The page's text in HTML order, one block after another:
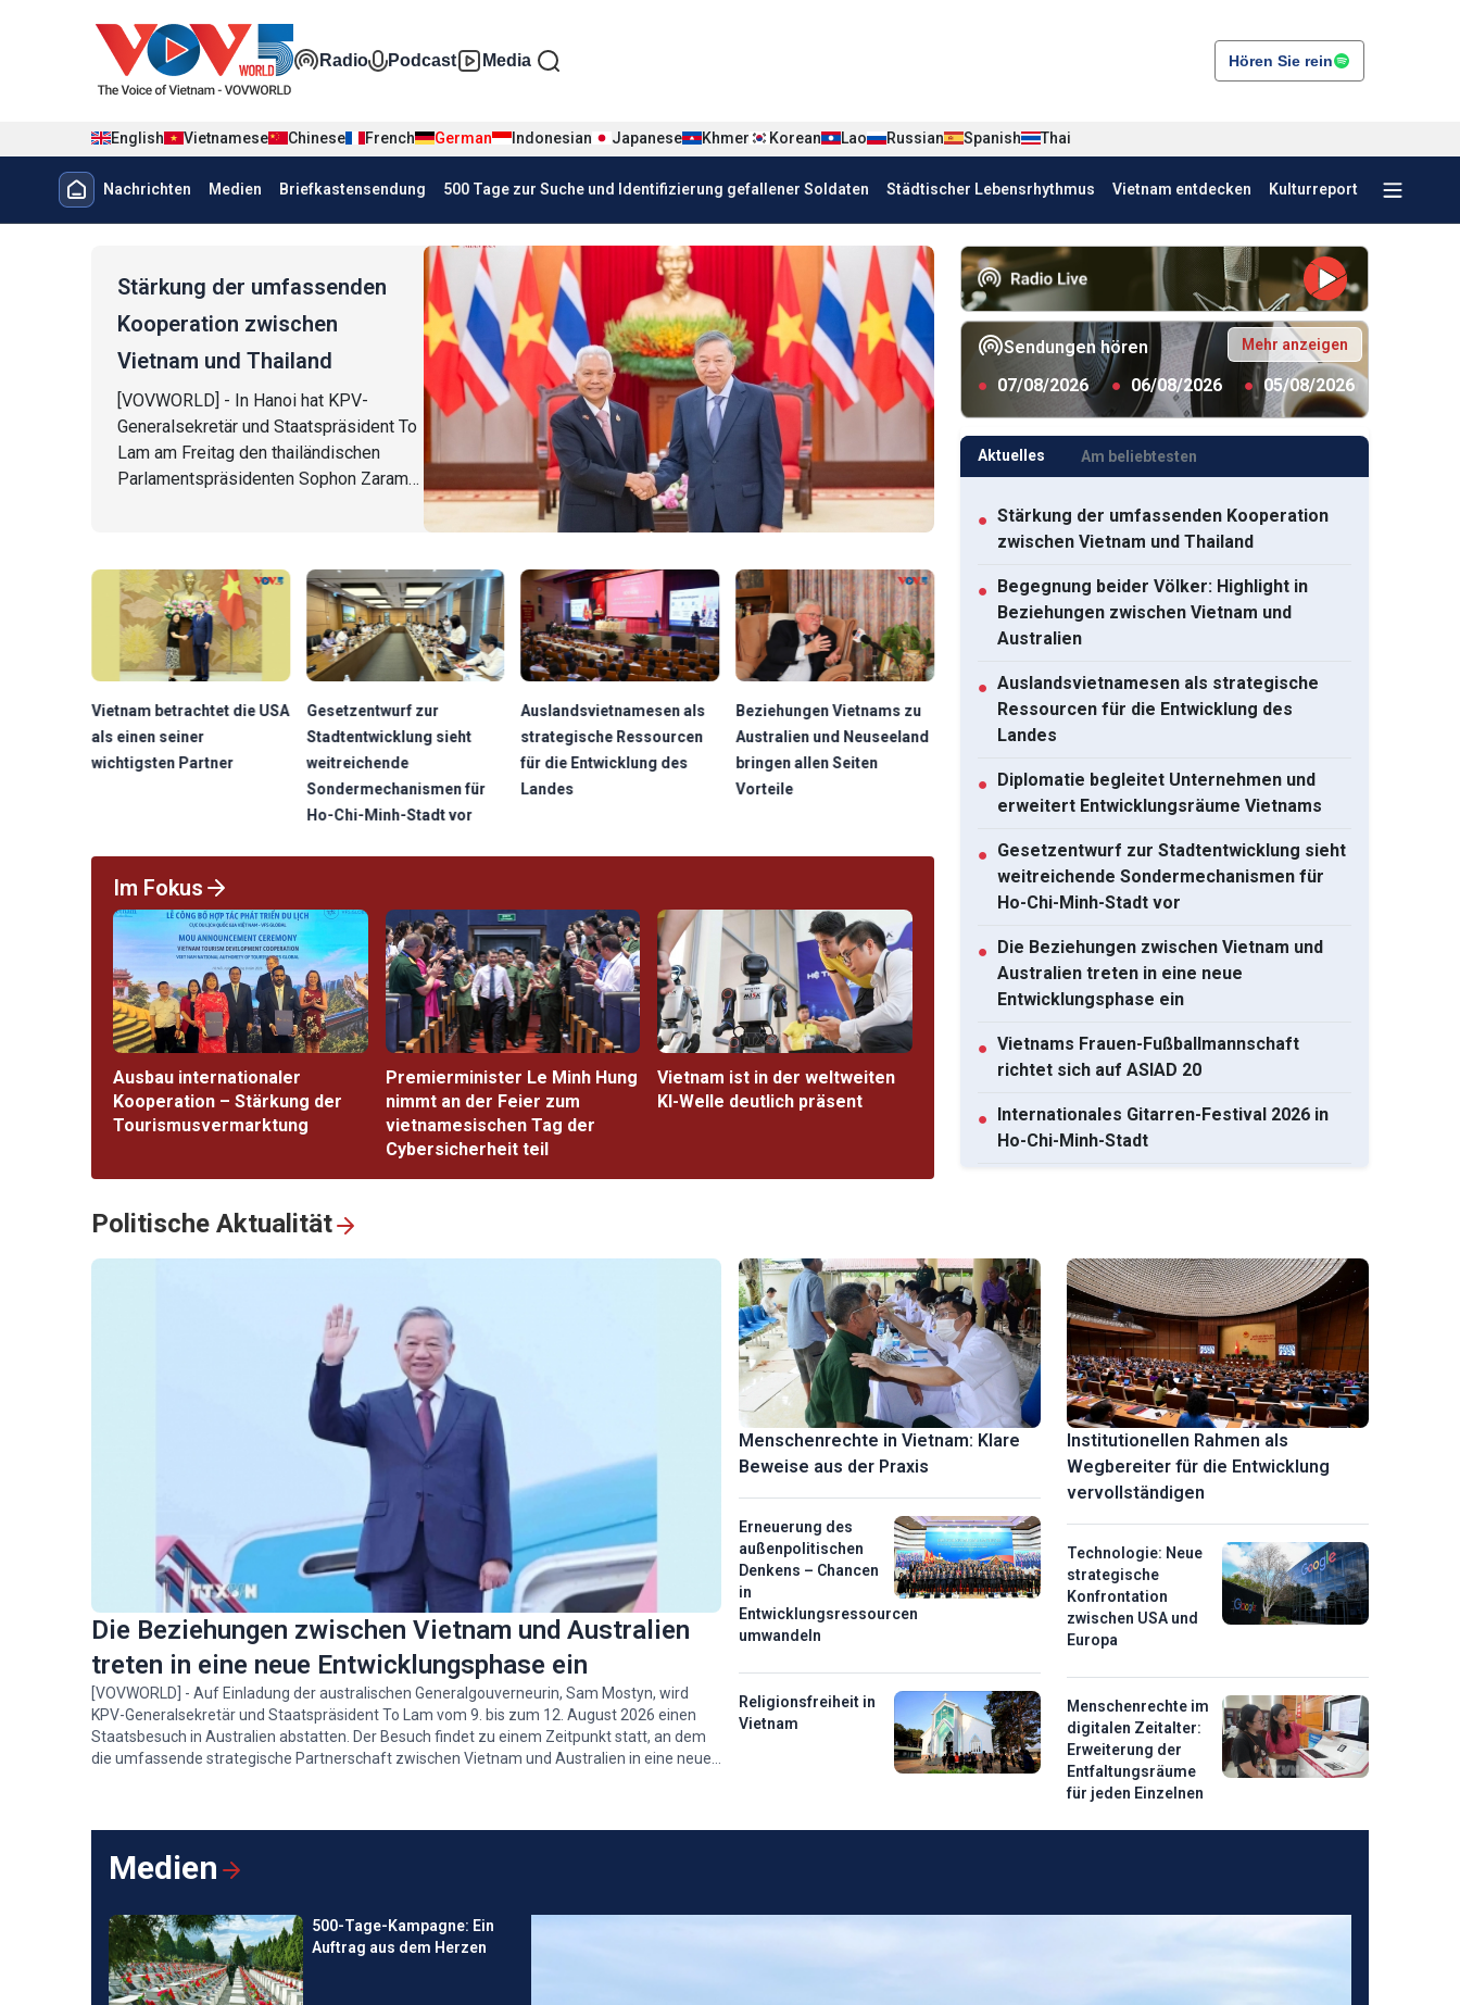
Đa phương tiện tiếng Đức
Radio Podcast Media Hören Sie rein
English Vietnamese Chinese French German Indonesian Japanese Khmer Korean Lao Russian Spanish Thai
Menu trang chủ tiếng Đức
Nachrichten Medien Briefkastensendung 500 Tage zur Suche und Identifizierung gefallener Soldaten Städtischer Lebensrhythmus Vietnam entdecken Kulturreport
Stärkung der umfassenden
Kooperation zwischen
Vietnam und Thailand
[VOVWORLD] - In Hanoi hat KPV-
Generalsekretär und Staatspräsident To
Lam am Freitag den thailändischen
Parlamentspräsidenten Sophon Zaram
Vietnam betrachtet die USA
als einen seiner
wichtigsten Partner
Gesetzentwurf zur
Stadtentwicklung sieht
weitreichende
Sondermechanismen für
Ho-Chi-Minh-Stadt vor
Auslandsvietnamesen als
strategische Ressourcen
für die Entwicklung des
Landes
Beziehungen Vietnams zu
Australien und Neuseeland
bringen allen Seiten
Vorteile
Im Fokus
Ausbau internationaler
Kooperation – Stärkung der
Tourismusvermarktung
Premierminister Le Minh Hung
nimmt an der Feier zum
vietnamesischen Tag der
Cybersicherheit teil
Vietnam ist in der weltweiten
KI-Welle deutlich präsent
Sendungen hören Mehr anzeigen
● 07/08/2026 ● 06/08/2026 ● 05/08/2026
Aktuelles Am beliebtesten
● Stärkung der umfassenden Kooperation
zwischen Vietnam und Thailand
●
Begegnung beider Völker: Highlight in
Beziehungen zwischen Vietnam und
Australien
● Auslandsvietnamesen als strategische
Ressourcen für die Entwicklung des
Landes
●
Diplomatie begleitet Unternehmen und
erweitert Entwicklungsräume Vietnams
● Gesetzentwurf zur Stadtentwicklung sieht
weitreichende Sondermechanismen für
Ho-Chi-Minh-Stadt vor
●
Die Beziehungen zwischen Vietnam und
Australien treten in eine neue
Entwicklungsphase ein
● Vietnams Frauen-Fußballmannschaft
richtet sich auf ASIAD 20
●
Internationales Gitarren-Festival 2026 in
Ho-Chi-Minh-Stadt
● Po-Sah-Inu-Turmkomplex: Ein typisches
Bauwerk der Cham-Architektur in der
Provinz Lam Dong
Alle ansehen
Politische Aktualität
Die Beziehungen zwischen Vietnam und Australien
treten in eine neue Entwicklungsphase ein
[VOVWORLD] - Auf Einladung der australischen Generalgouverneurin, Sam Mostyn, wird
KPV-Generalsekretär und Staatspräsident To Lam vom 9. bis zum 12. August 2026 einen
Staatsbesuch in Australien abstatten. Der Besuch findet zu einem Zeitpunkt statt, an dem
die umfassende strategische Partnerschaft zwischen Vietnam und Australien in eine neue
Menschenrechte in Vietnam: Klare
Beweise aus der Praxis
Erneuerung des
außenpolitischen
Denkens – Chancen
in
Entwicklungsressourcen
umwandeln
Religionsfreiheit in
Vietnam
Institutionellen Rahmen als
Wegbereiter für die Entwicklung
vervollständigen
Technologie: Neue
strategische
Konfrontation
zwischen USA und
Europa
Menschenrechte im
digitalen Zeitalter:
Erweiterung der
Entfaltungsräume
für jeden Einzelnen
Medien
500-Tage-Kampagne: Ein
Auftrag aus dem Herzen